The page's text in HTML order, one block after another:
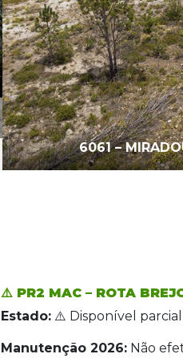
6061 –
⚠️ PR2 MAC – ROTA
Estado: ⚠️ Disponível
Manutenção 2026: Não